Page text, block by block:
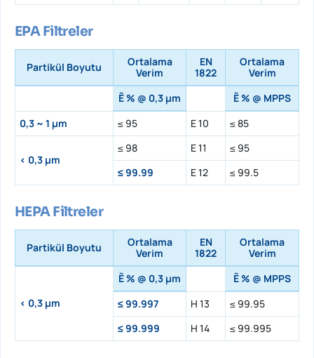
EPA Filtreler
Partikül Boyutu
Ortalama
Verim
EN
1822
Ortalama
Verim
Ẽ % @ 0,3 µm
Ẽ % @ MPPS
0,3 ~ 1 µm
≤ 95 E 10 ≤ 85
< 0,3 µm
≤ 98 E 11
≤ 95
≤ 99.99
E 12 ≤ 99.5
HEPA Filtreler
Partikül Boyutu
Ortalama
Verim
EN
1822
Ortalama
Verim
< 0,3 µm
Ẽ % @ 0,3 µm
Ẽ % @ MPPS
≤ 99.997
H 13
≤ 99.95
≤ 99.999
H 14 ≤ 99.995